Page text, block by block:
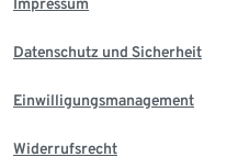
Impressum
Datenschutz und Sicherheit
Einwilligungsmanagement
Widerrufsrecht